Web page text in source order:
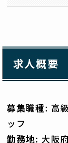
求人概要
募集職種: 高
ッフ
勤務地: 大阪